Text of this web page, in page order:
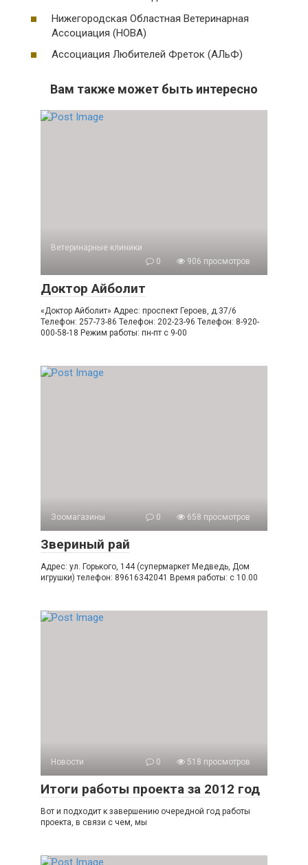
Нижегородская Областная Ветеринарная
Ассоциация (НОВА)
Ассоциация Любителей Фреток (АЛьФ)
Вам также может быть интересно
Ветеринарные клиники
0
906 просмотров
Доктор Айболит
«Доктор Айболит» Адрес: проспект Героев, д.37/6
Телефон: 257-73-86 Телефон: 202-23-96 Телефон: 8-920-
000-58-18 Режим работы: пн-пт с 9-00
Зоомагазины 0 658 просмотров
Звериный рай
Адрес: ул. Горького, 144 (супермаркет Медведь, Дом
игрушки) телефон: 89616342041 Время работы: с 10.00
Новости 0 518 просмотров
Итоги работы проекта за 2012 год
Вот и подходит к завершению очередной год работы
проекта, в связи с чем, мы